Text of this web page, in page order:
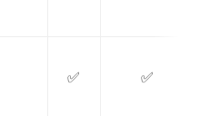
✅ ✅